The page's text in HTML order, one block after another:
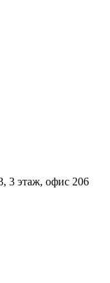
3 этаж, офис 206